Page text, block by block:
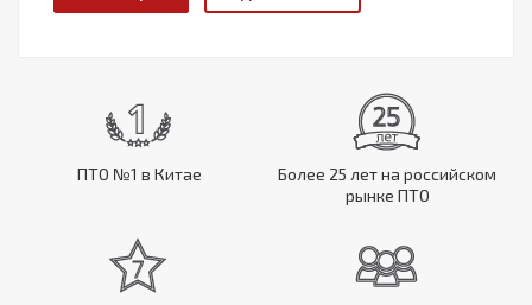
ПТО №1 в Китае
Более 25 лет на российском
рынке ПТО